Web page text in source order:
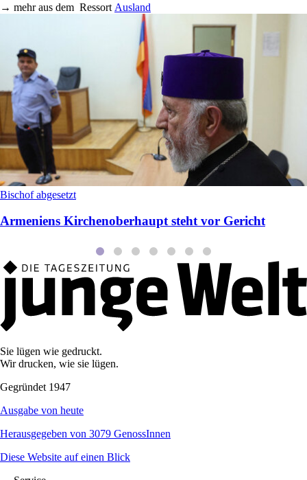
→ mehr aus dem Ressort Ausland
Bischof abgesetzt
Armeniens Kirchenoberhaupt steht vor Gericht
Sie lügen wie gedruckt.
Wir drucken, wie sie lügen.
Gegründet 1947
Ausgabe von heute
Herausgegeben von 3079 GenossInnen
Diese Website auf einen Blick